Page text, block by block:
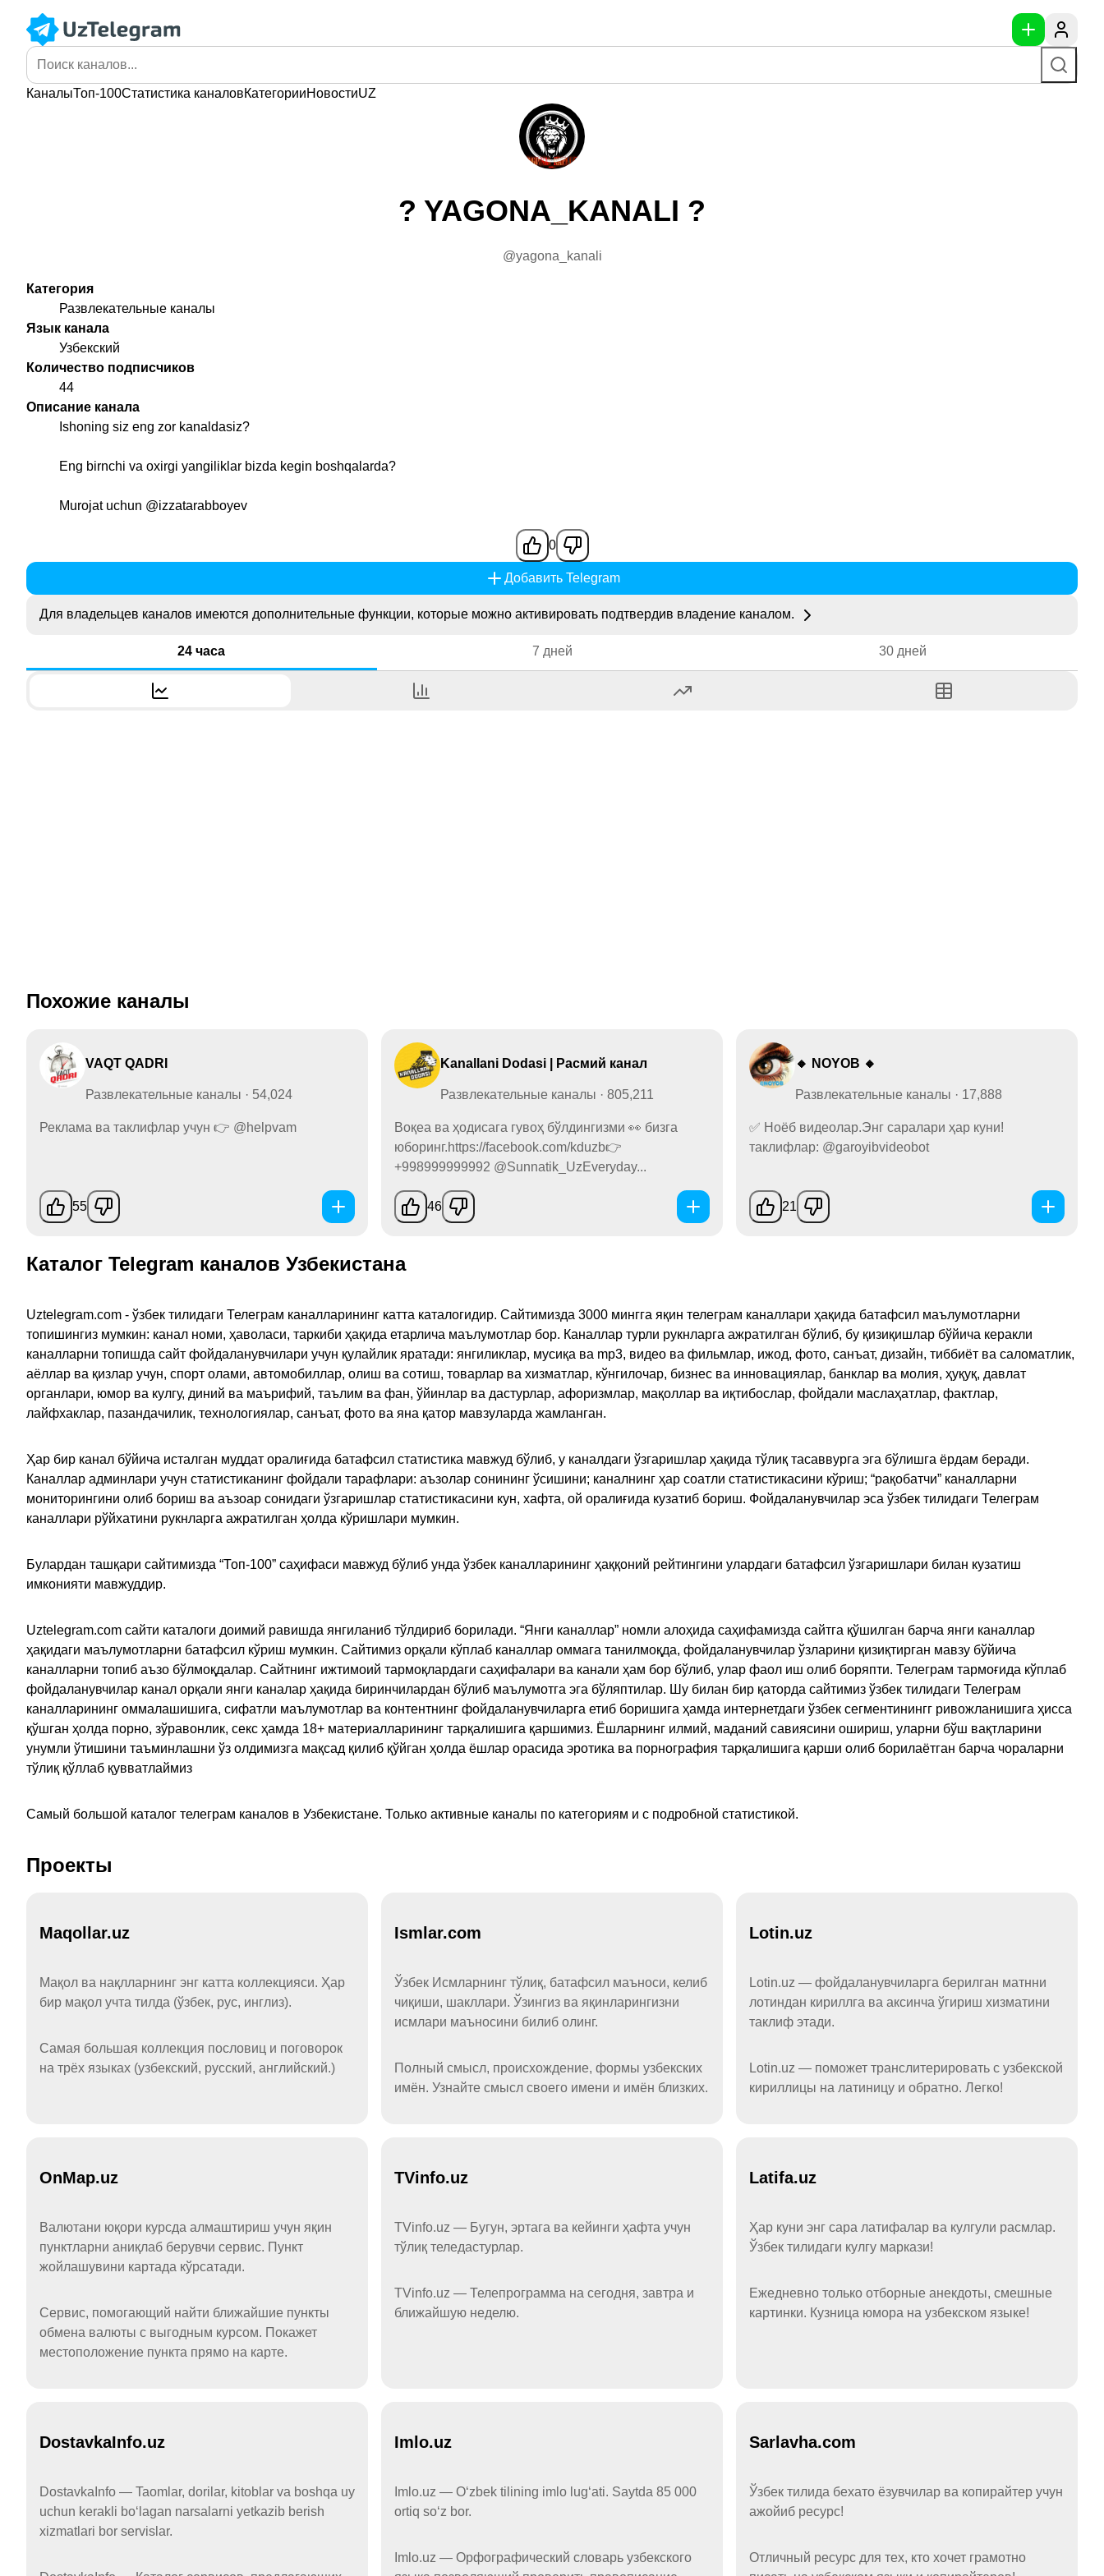
КаналыТоп-100Статистика каналовКатегорииНовостиUZ
? YAGONA_KANALI ?
@yagona_kanali
Категория
Развлекательные каналы
Язык канала
Узбекский
Количество подписчиков
44
Описание канала
Ishoning siz eng zor kanaldasiz?
Eng birnchi va oxirgi yangiliklar bizda kegin boshqalarda?
Murojat uchun @izzatarabboyev
0
Добавить Telegram
Для владельцев каналов имеются дополнительные функции, которые можно активировать подтвердив владение каналом.
24 часа 7 дней 30 дней
Похожие каналы
VAQT QADRI
Развлекательные каналы · 54,024
Реклама ва таклифлар учун 👉 @helpvam
55
Kanallani Dodasi | Расмий канал
Развлекательные каналы · 805,211
Воқеа ва ҳодисага гувоҳ бўлдингизми 👀 бизга
юборинг.https://facebook.com/kduzb👉
+998999999992 @Sunnatik_UzEveryday...
46
🔸 NOYOB 🔸
Развлекательные каналы · 17,888
✅ Ноёб видеолар.Энг саралари ҳар куни!
таклифлар: @garoyibvideobot
21
Каталог Telegram каналов Узбекистана
Uztelegram.com - ўзбек тилидаги Телеграм каналларининг катта каталогидир. Сайтимизда 3000 мингга яқин телеграм каналлари ҳақида батафсил маълумотларни
топишингиз мумкин: канал номи, ҳаволаси, таркиби ҳақида етарлича маълумотлар бор. Каналлар турли рукнларга ажратилган бўлиб, бу қизиқишлар бўйича керакли
каналларни топишда сайт фойдаланувчилари учун қулайлик яратади: янгиликлар, мусиқа ва mp3, видео ва фильмлар, ижод, фото, санъат, дизайн, тиббиёт ва саломатлик,
аёллар ва қизлар учун, спорт олами, автомобиллар, олиш ва сотиш, товарлар ва хизматлар, кўнгилочар, бизнес ва инновациялар, банклар ва молия, ҳуқуқ, давлат
органлари, юмор ва кулгу, диний ва маърифий, таълим ва фан, ўйинлар ва дастурлар, афоризмлар, мақоллар ва иқтибослар, фойдали маслаҳатлар, фактлар,
лайфхаклар, пазандачилик, технологиялар, санъат, фото ва яна қатор мавзуларда жамланган.
Ҳар бир канал бўйича исталган муддат оралиғида батафсил статистика мавжуд бўлиб, у каналдаги ўзгаришлар ҳақида тўлиқ тасаввурга эга бўлишга ёрдам беради.
Каналлар админлари учун статистиканинг фойдали тарафлари: аъзолар сонининг ўсишини; каналнинг ҳар соатли статистикасини кўриш; “рақобатчи” каналларни
мониторингини олиб бориш ва аъзоар сонидаги ўзгаришлар статистикасини кун, хафта, ой оралиғида кузатиб бориш. Фойдаланувчилар эса ўзбек тилидаги Телеграм
каналлари рўйхатини рукнларга ажратилган ҳолда кўришлари мумкин.
Булардан ташқари сайтимизда “Топ-100” саҳифаси мавжуд бўлиб унда ўзбек каналларининг ҳаққоний рейтингини улардаги батафсил ўзгаришлари билан кузатиш
имконияти мавжуддир.
Uztelegram.com сайти каталоги доимий равишда янгиланиб тўлдириб борилади. “Янги каналлар” номли алоҳида саҳифамизда сайтга қўшилган барча янги каналлар
ҳақидаги маълумотларни батафсил кўриш мумкин. Сайтимиз орқали кўплаб каналлар оммага танилмоқда, фойдаланувчилар ўзларини қизиқтирган мавзу бўйича
каналларни топиб аъзо бўлмоқдалар. Сайтнинг ижтимоий тармоқлардаги саҳифалари ва канали ҳам бор бўлиб, улар фаол иш олиб боряпти. Телеграм тармоғида кўплаб
фойдаланувчилар канал орқали янги каналар ҳақида биринчилардан бўлиб маълумотга эга бўляптилар. Шу билан бир қаторда сайтимиз ўзбек тилидаги Телеграм
каналларининг оммалашишига, сифатли маълумотлар ва контентнинг фойдаланувчиларга етиб боришига ҳамда интернетдаги ўзбек сегментинингг ривожланишига ҳисса
қўшган ҳолда порно, зўравонлик, секс ҳамда 18+ материалларининг тарқалишига қаршимиз. Ёшларнинг илмий, маданий савиясини ошириш, уларни бўш вақтларини
унумли ўтишини таъминлашни ўз олдимизга мақсад қилиб қўйган ҳолда ёшлар орасида эротика ва порнография тарқалишига қарши олиб борилаётган барча чораларни
тўлиқ қўллаб қувватлаймиз
Самый большой каталог телеграм каналов в Узбекистане. Только активные каналы по категориям и с подробной статистикой.
Проекты
Maqollar.uz
Мақол ва нақлларнинг энг катта коллекцияси. Ҳар
бир мақол учта тилда (ўзбек, рус, инглиз).
Самая большая коллекция пословиц и поговорок
на трёх языках (узбекский, русский, английский.)
Ismlar.com
Ўзбек Исмларнинг тўлиқ, батафсил маъноси, келиб
чиқиши, шакллари. Ўзингиз ва яқинларингизни
исмлари маъносини билиб олинг.
Полный смысл, происхождение, формы узбекских
имён. Узнайте смысл своего имени и имён близких.
Lotin.uz
Lotin.uz — фойдаланувчиларга берилган матнни
лотиндан кириллга ва аксинча ўгириш хизматини
таклиф этади.
Lotin.uz — поможет транслитерировать с узбекской
кириллицы на латиницу и обратно. Легко!
OnMap.uz
Валютани юқори курсда алмаштириш учун яқин
пунктларни аниқлаб берувчи сервис. Пункт
жойлашувини картада кўрсатади.
Сервис, помогающий найти ближайшие пункты
обмена валюты с выгодным курсом. Покажет
местоположение пункта прямо на карте.
TVinfo.uz
TVinfo.uz — Бугун, эртага ва кейинги ҳафта учун
тўлиқ теледастурлар.
TVinfo.uz — Телепрограмма на сегодня, завтра и
ближайшую неделю.
Latifa.uz
Ҳар куни энг сара латифалар ва кулгули расмлар.
Ўзбек тилидаги кулгу маркази!
Ежедневно только отборные анекдоты, смешные
картинки. Кузница юмора на узбекском языке!
DostavkaInfo.uz
DostavkaInfo — Taomlar, dorilar, kitoblar va boshqa uy
uchun kerakli boʻlagan narsalarni yetkazib berish
xizmatlari bor servislar.
Imlo.uz
Imlo.uz — Oʻzbek tilining imlo lugʻati. Saytda 85 000
ortiq soʻz bor.
Imlo.uz — Орфографический словарь узбекского
Sarlavha.com
Ўзбек тилида бехато ёзувчилар ва копирайтер учун
ажойиб ресурс!
Отличный ресурс для тех, кто хочет грамотно